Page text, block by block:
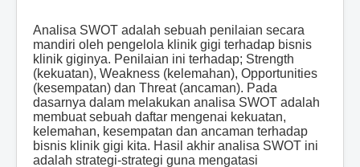
Analisa SWOT adalah sebuah penilaian secara
mandiri oleh pengelola klinik gigi terhadap bisnis
klinik giginya. Penilaian ini terhadap; Strength
(kekuatan), Weakness (kelemahan), Opportunities
(kesempatan) dan Threat (ancaman). Pada
dasarnya dalam melakukan analisa SWOT adalah
membuat sebuah daftar mengenai kekuatan,
kelemahan, kesempatan dan ancaman terhadap
bisnis klinik gigi kita. Hasil akhir analisa SWOT ini
adalah strategi-strategi guna mengatasi